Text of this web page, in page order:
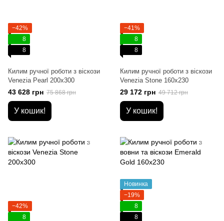
−42%
8
8
Килим ручної роботи з віскози
Venezia Pearl 200x300
43 628 грн 75 868 грн
У кошик!
−41%
8
8
Килим ручної роботи з віскози
Venezia Stone 160x230
29 172 грн 49 712 грн
У кошик!
−42%
8
Новинка
−19%
8
8